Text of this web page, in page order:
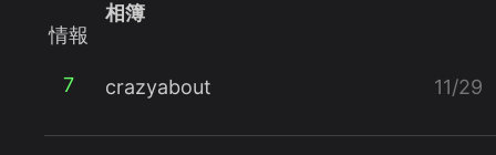
情報
7
相簿
crazyabout 11/29